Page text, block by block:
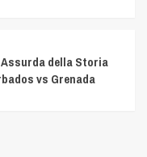
della Storia
vs Grenada